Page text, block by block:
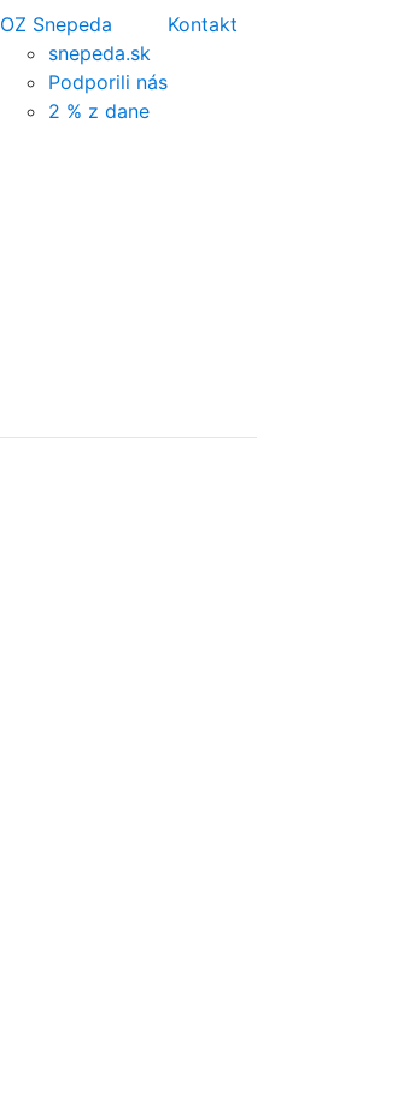
OZ Snepeda
snepeda.sk
Podporili nás
2 % z dane
Kontakt